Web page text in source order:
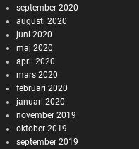
september 2020
augusti 2020
juni 2020
maj 2020
april 2020
mars 2020
februari 2020
januari 2020
november 2019
oktober 2019
september 2019